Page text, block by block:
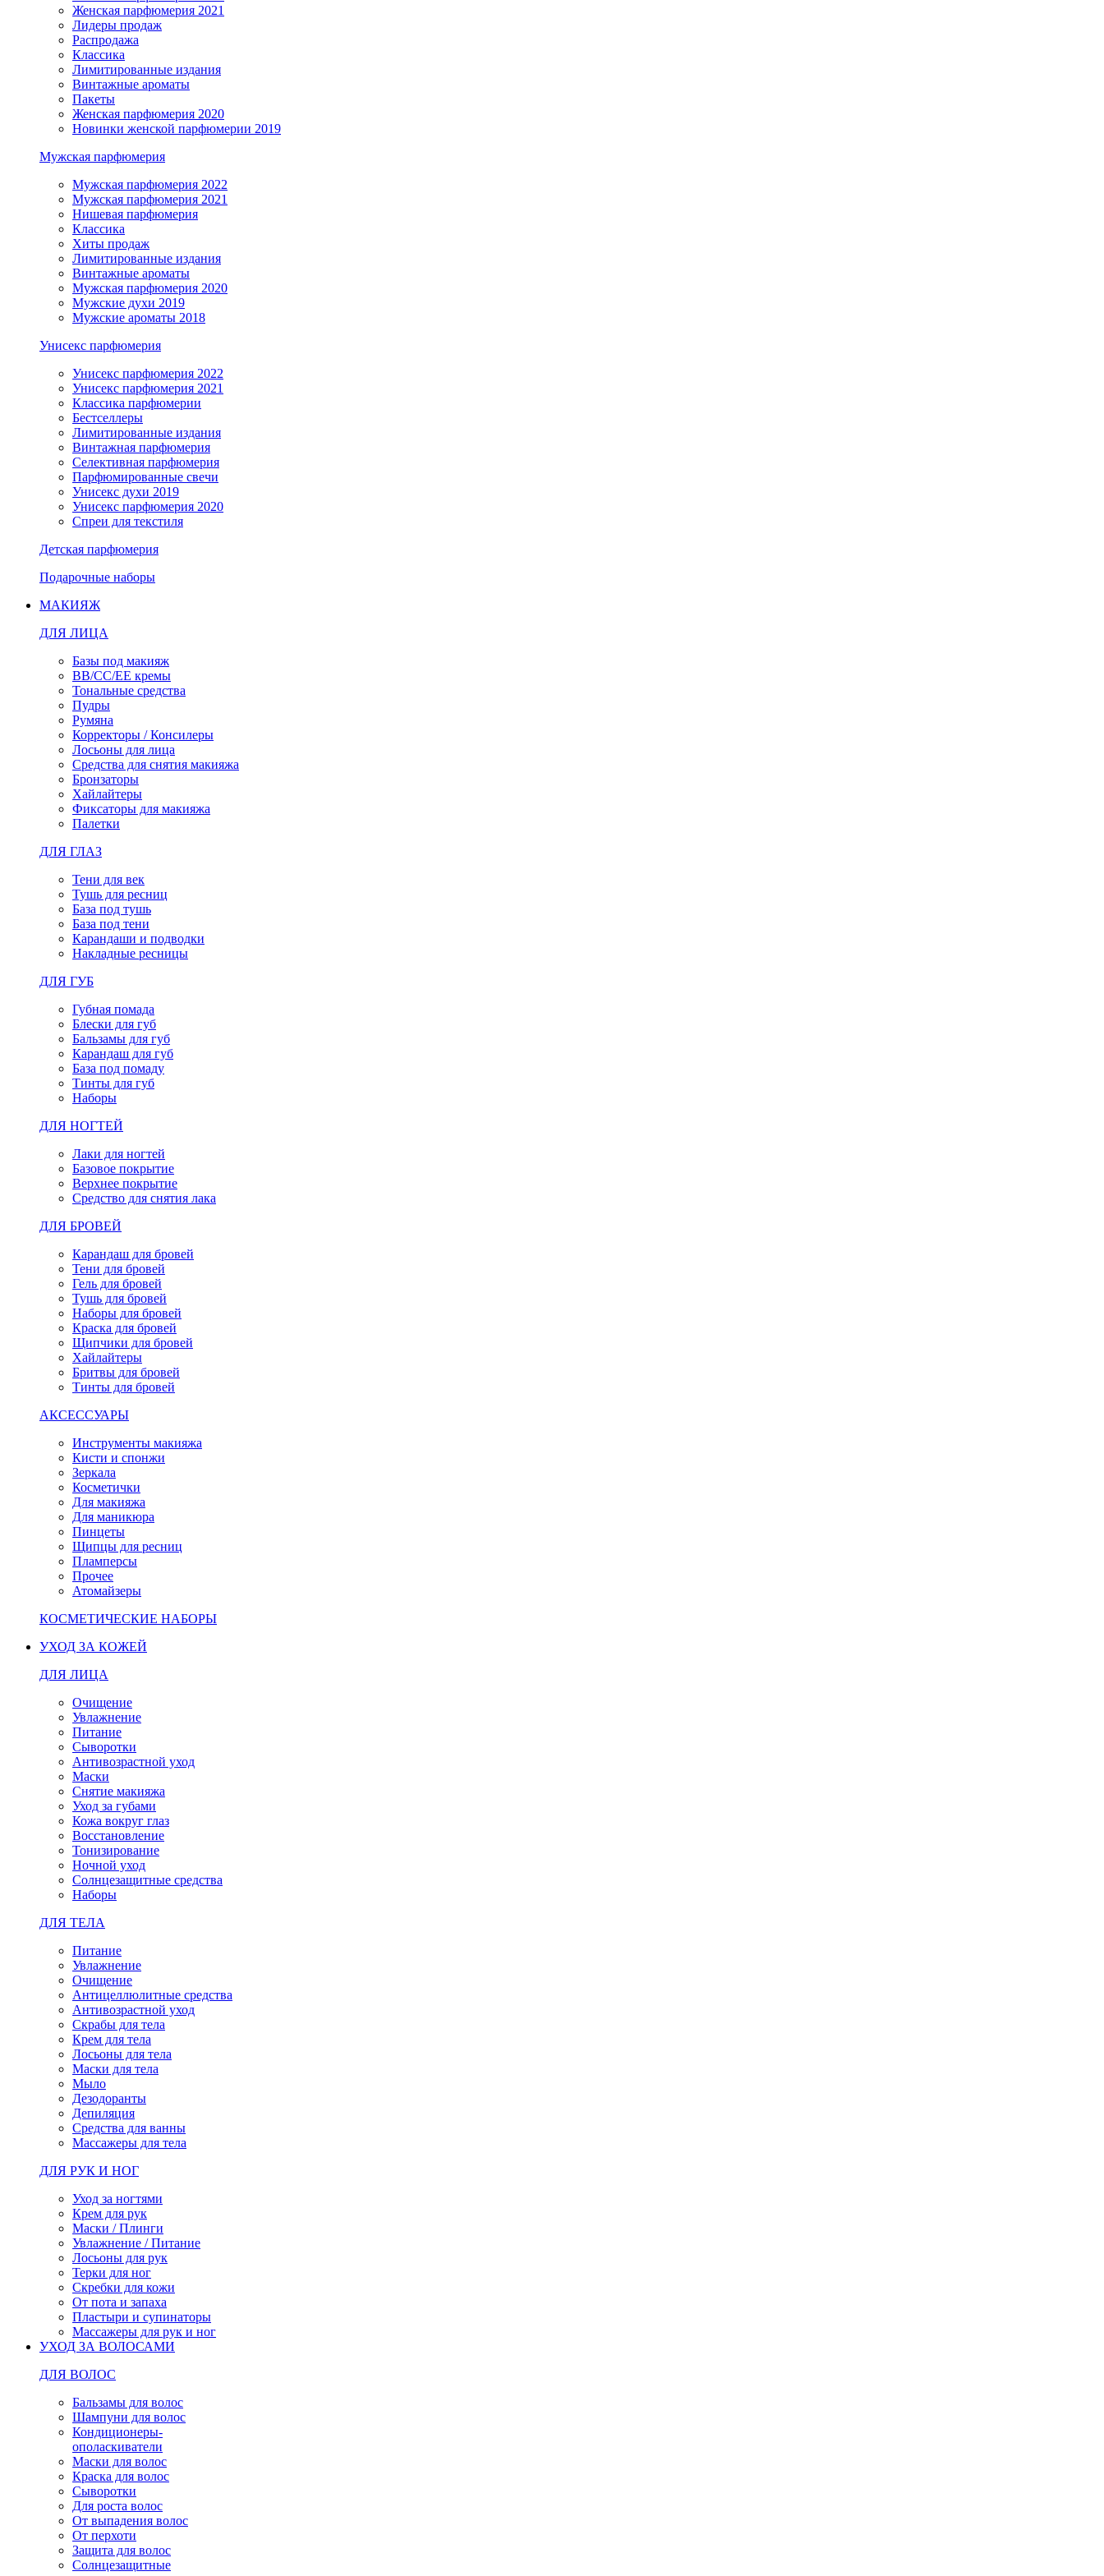
Женская парфюмерия 2021
Лидеры продаж
Распродажа
Классика
Лимитированные издания
Винтажные ароматы
Пакеты
Женская парфюмерия 2020
Новинки женской парфюмерии 2019
Мужская парфюмерия
Мужская парфюмерия 2022
Мужская парфюмерия 2021
Нишевая парфюмерия
Классика
Хиты продаж
Лимитированные издания
Винтажные ароматы
Мужская парфюмерия 2020
Мужские духи 2019
Мужские ароматы 2018
Унисекс парфюмерия
Унисекс парфюмерия 2022
Унисекс парфюмерия 2021
Классика парфюмерии
Бестселлеры
Лимитированные издания
Винтажная парфюмерия
Селективная парфюмерия
Парфюмированные свечи
Унисекс духи 2019
Унисекс парфюмерия 2020
Спреи для текстиля
Детская парфюмерия
Подарочные наборы
МАКИЯЖ
ДЛЯ ЛИЦА
Базы под макияж
BB/CC/EE кремы
Тональные средства
Пудры
Румяна
Корректоры / Консилеры
Лосьоны для лица
Средства для снятия макияжа
Бронзаторы
Хайлайтеры
Фиксаторы для макияжа
Палетки
ДЛЯ ГЛАЗ
Тени для век
Тушь для ресниц
База под тушь
База под тени
Карандаши и подводки
Накладные ресницы
ДЛЯ ГУБ
Губная помада
Блески для губ
Бальзамы для губ
Карандаш для губ
База под помаду
Тинты для губ
Наборы
ДЛЯ НОГТЕЙ
Лаки для ногтей
Базовое покрытие
Верхнее покрытие
Средство для снятия лака
ДЛЯ БРОВЕЙ
Карандаш для бровей
Тени для бровей
Гель для бровей
Тушь для бровей
Наборы для бровей
Краска для бровей
Щипчики для бровей
Хайлайтеры
Бритвы для бровей
Тинты для бровей
АКСЕССУАРЫ
Инструменты макияжа
Кисти и спонжи
Зеркала
Косметички
Для макияжа
Для маникюра
Пинцеты
Щипцы для ресниц
Пламперсы
Прочее
Атомайзеры
КОСМЕТИЧЕСКИЕ НАБОРЫ
УХОД ЗА КОЖЕЙ
ДЛЯ ЛИЦА
Очищение
Увлажнение
Питание
Сыворотки
Антивозрастной уход
Маски
Снятие макияжа
Уход за губами
Кожа вокруг глаз
Восстановление
Тонизирование
Ночной уход
Солнцезащитные средства
Наборы
ДЛЯ ТЕЛА
Питание
Увлажнение
Очищение
Антицеллюлитные средства
Антивозрастной уход
Скрабы для тела
Крем для тела
Лосьоны для тела
Маски для тела
Мыло
Дезодоранты
Депиляция
Средства для ванны
Массажеры для тела
ДЛЯ РУК И НОГ
Уход за ногтями
Крем для рук
Маски / Плинги
Увлажнение / Питание
Лосьоны для рук
Терки для ног
Скребки для кожи
От пота и запаха
Пластыри и супинаторы
Массажеры для рук и ног
УХОД ЗА ВОЛОСАМИ
ДЛЯ ВОЛОС
Бальзамы для волос
Шампуни для волос
Кондиционеры-
ополаскиватели
Маски для волос
Краска для волос
Сыворотки
Для роста волос
От выпадения волос
От перхоти
Защита для волос
Солнцезащитные